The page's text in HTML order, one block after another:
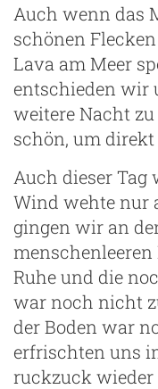
Auch wenn das
schönen
Lava am Meer
entschieden wir
weitere Nacht
schön, um
Auch dieser Tag
Wind wehte nur
gingen wir an
menschenleeren
Ruhe und die
war noch nicht
der Boden war
erfrischten uns
ruckzuck wieder